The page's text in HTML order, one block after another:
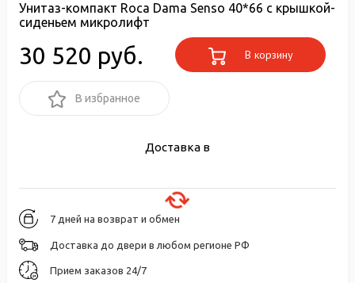
Унитаз-компакт Roca Dama Senso 40*66 с крышкой-
сиденьем микролифт
30 520 руб. В корзину
В избранное
Доставка в
7 дней на возврат и обмен
Доставка до двери в любом регионе РФ
Прием заказов 24/7